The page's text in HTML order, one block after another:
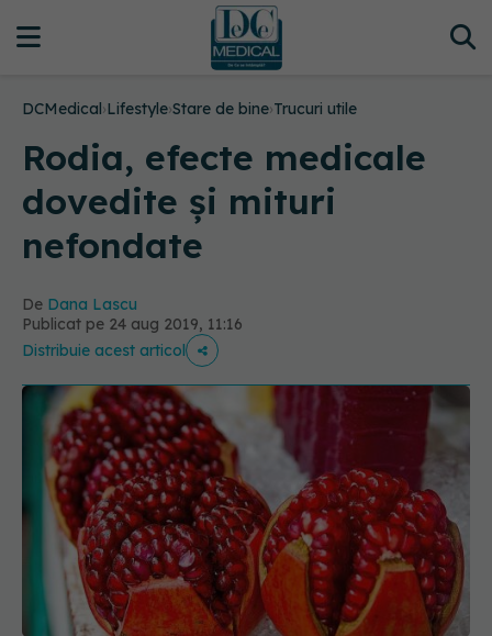
DCMedical›Lifestyle›Stare de bine›Trucuri utile
Rodia, efecte medicale
dovedite și mituri
nefondate
De Dana Lascu
Publicat pe 24 aug 2019, 11:16
Distribuie acest articol